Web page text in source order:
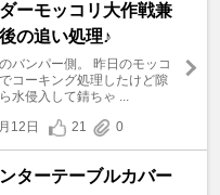
ーモッコリ大作戦兼
の追い処理♪
バンパー側。 昨日のモッコ
コーキング処理したけど隙
水侵入して錆ちゃ ...
12日
21 0
ターテーブルカバー